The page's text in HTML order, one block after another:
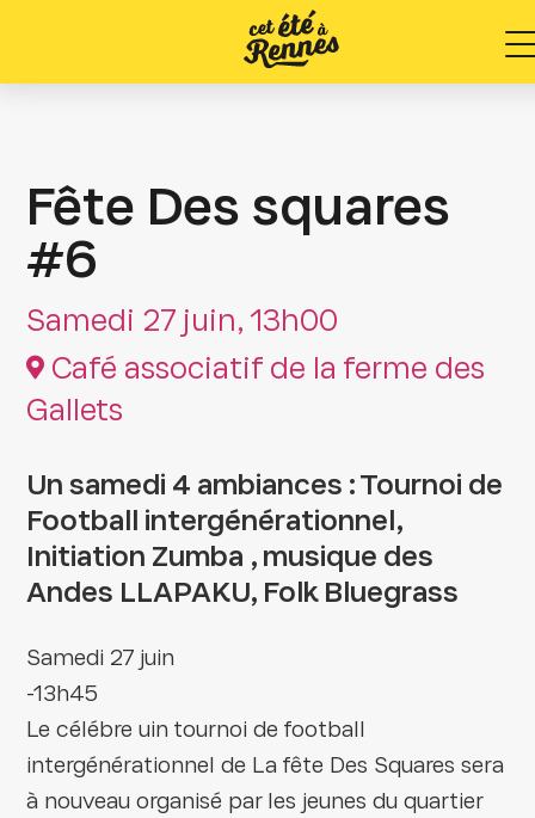
Fête Des squares
#6
Samedi 27 juin, 13h00
Café associatif de la ferme des
Gallets
Un samedi 4 ambiances : Tournoi de
Football intergénérationnel,
Initiation Zumba , musique des
Andes LLAPAKU, Folk Bluegrass
Samedi 27 juin
-13h45
Le célébre uin tournoi de football
intergénérationnel de La fête Des Squares sera
à nouveau organisé par les jeunes du quartier